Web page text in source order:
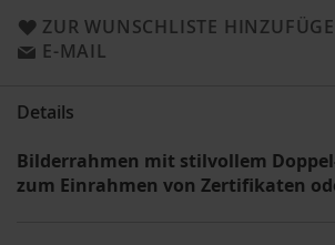
ZUR WUNSCHLISTE
E-MAIL
Details
Bilderrahmen mit stilvollem
zum Einrahmen von Zertifikaten